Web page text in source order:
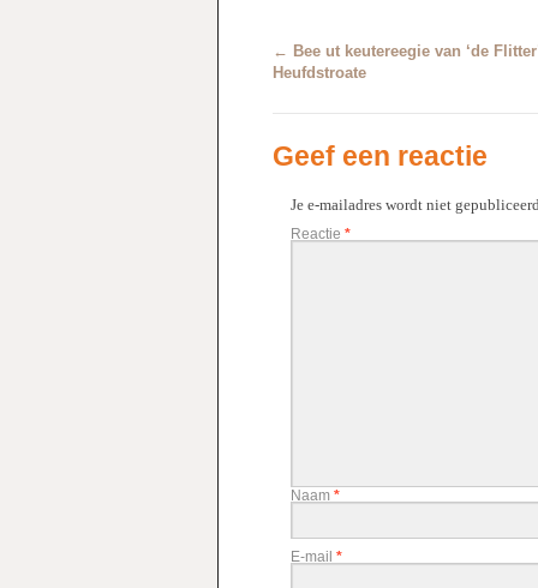
← Bee ut keutereegie van ‘de
Heufdstroate
Geef een reactie
Je e-mailadres wordt niet
Reactie *
Naam *
E-mail *